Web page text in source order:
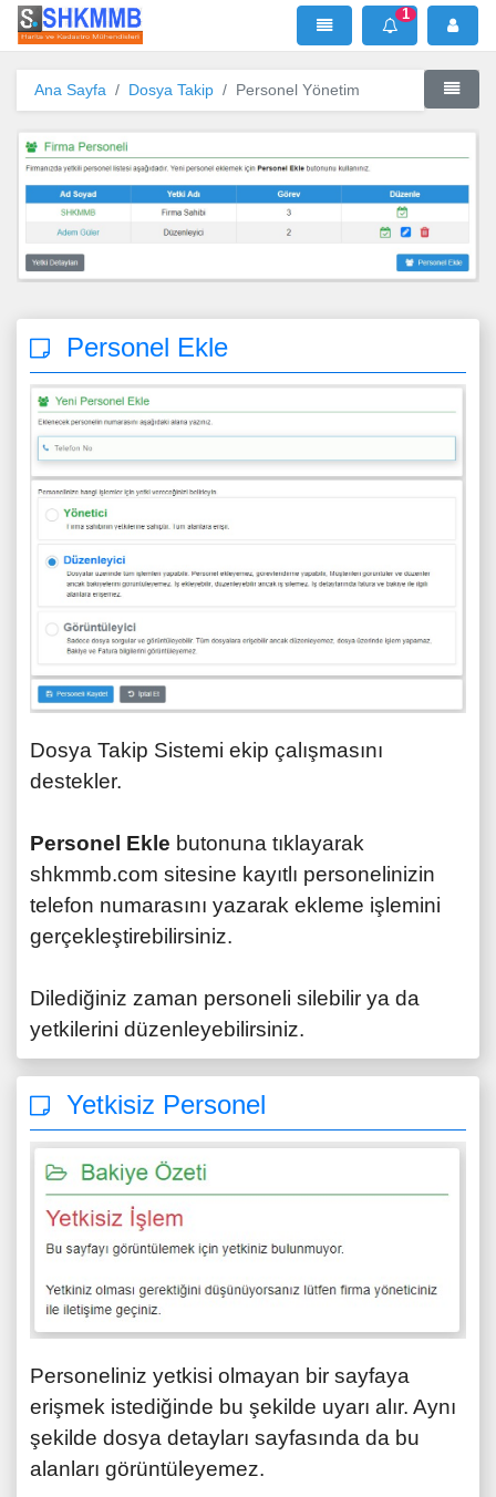
SHKMMB MenÜ Mesaj
1
Ana Sayfa Dosya Takip Personel Yönetim
Personel Ekle
Dosya Takip Sistemi ekip çalışmasını
destekler.
Personel Ekle butonuna tıklayarak
shkmmb.com sitesine kayıtlı personelinizin
telefon numarasını yazarak ekleme işlemini
gerçekleştirebilirsiniz.
Dilediğiniz zaman personeli silebilir ya da
yetkilerini düzenleyebilirsiniz.
Yetkisiz Personel
Personeliniz yetkisi olmayan bir sayfaya
erişmek istediğinde bu şekilde uyarı alır. Aynı
şekilde dosya detayları sayfasında da bu
alanları görüntüleyemez.